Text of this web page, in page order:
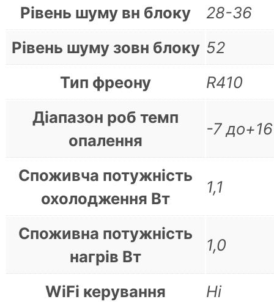
Рівень шуму вн блоку
28-36
Рівень шуму зовн блоку 52
Тип фреону
R410
Діапазон роб темп
опалення
-7 до+16
Споживча потужність
охолодження Вт
1,1
Споживна потужність
нагрів Вт
1,0
WiFi керування
Ні